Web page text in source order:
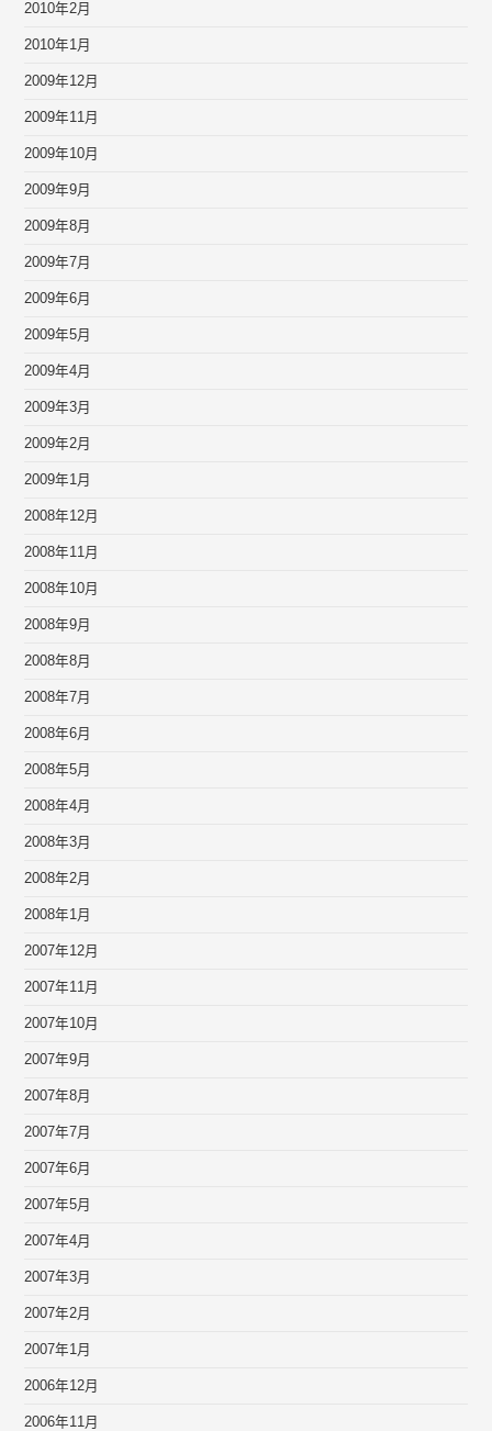
2010年2月
2010年1月
2009年12月
2009年11月
2009年10月
2009年9月
2009年8月
2009年7月
2009年6月
2009年5月
2009年4月
2009年3月
2009年2月
2009年1月
2008年12月
2008年11月
2008年10月
2008年9月
2008年8月
2008年7月
2008年6月
2008年5月
2008年4月
2008年3月
2008年2月
2008年1月
2007年12月
2007年11月
2007年10月
2007年9月
2007年8月
2007年7月
2007年6月
2007年5月
2007年4月
2007年3月
2007年2月
2007年1月
2006年12月
2006年11月